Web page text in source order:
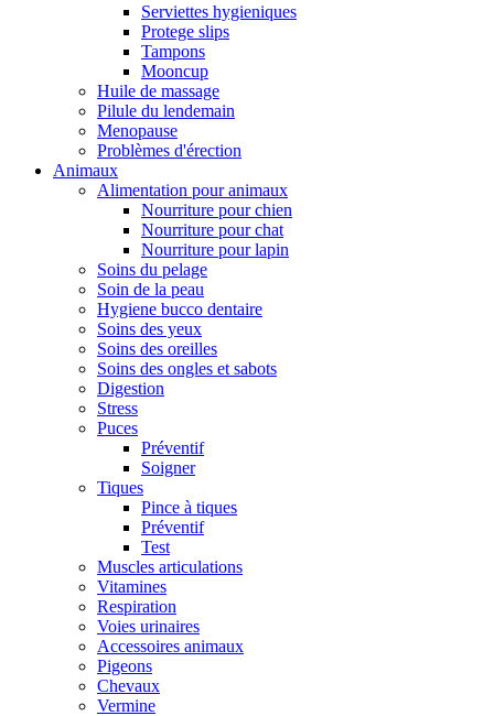
Serviettes hygieniques
Protege slips
Tampons
Mooncup
Huile de massage
Pilule du lendemain
Menopause
Problèmes d'érection
Animaux
Alimentation pour animaux
Nourriture pour chien
Nourriture pour chat
Nourriture pour lapin
Soins du pelage
Soin de la peau
Hygiene bucco dentaire
Soins des yeux
Soins des oreilles
Soins des ongles et sabots
Digestion
Stress
Puces
Préventif
Soigner
Tiques
Pince à tiques
Préventif
Test
Muscles articulations
Vitamines
Respiration
Voies urinaires
Accessoires animaux
Pigeons
Chevaux
Vermine